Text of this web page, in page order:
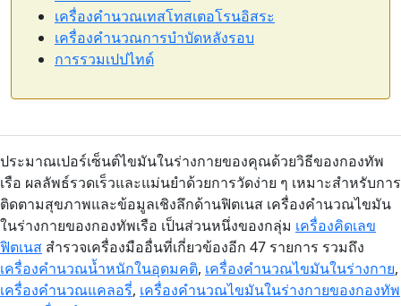
เครื่องคำนวณเทสโทสเตอโรนอิสระ
เครื่องคำนวณการบำบัดหลังรอบ
การรวมเปปไทด์
ประมาณเปอร์เซ็นต์ไขมันในร่างกายของคุณด้วยวิธีของกองทัพ
เรือ ผลลัพธ์รวดเร็วและแม่นยำด้วยการวัดง่าย ๆ เหมาะสำหรับการ
ติดตามสุขภาพและข้อมูลเชิงลึกด้านฟิตเนส เครื่องคำนวณไขมัน
ในร่างกายของกองทัพเรือ เป็นส่วนหนึ่งของกลุ่ม เครื่องคิดเลข
ฟิตเนส สำรวจเครื่องมืออื่นที่เกี่ยวข้องอีก 47 รายการ รวมถึง
เครื่องคำนวณน้ำหนักในอุดมคติ, เครื่องคำนวณไขมันในร่างกาย,
เครื่องคำนวณแคลอรี่, เครื่องคำนวณไขมันในร่างกายของกองทัพ